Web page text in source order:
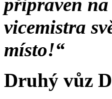
vicemistra
místo!“
Druhý vůz